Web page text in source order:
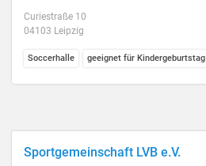
Curiestraße 10
04103 Leipzig
Soccerhalle geeignet für Kindergeburtstag
Sportgemeinschaft LVB e.V.